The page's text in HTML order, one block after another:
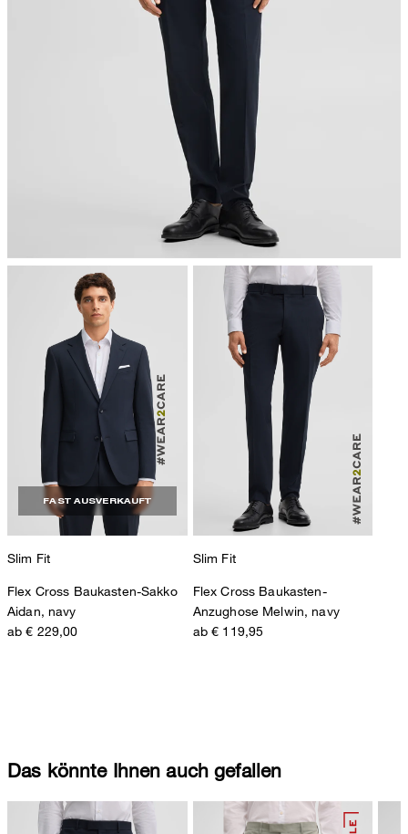
chemische Reinigung mit Perchlorethylen, schonend
FAST AUSVERKAUFT
Slim Fit
Flex Cross Baukasten-Sakko
Aidan, navy
ab € 229,00
Slim Fit
Flex Cross Baukasten-
Anzughose Melwin, navy
ab € 119,95
Das könnte Ihnen auch gefallen